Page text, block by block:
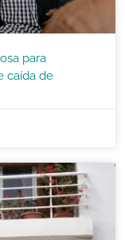
para
caída de